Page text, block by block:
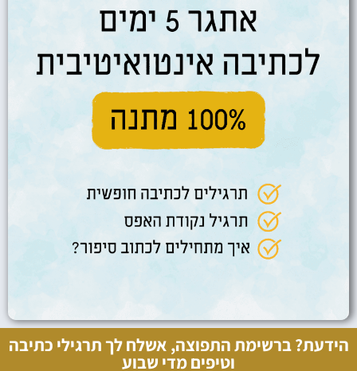
הידעת? ברשימת התפוצה, אשלח לך תרגילי כתיבה
וטיפים מדי שבוע